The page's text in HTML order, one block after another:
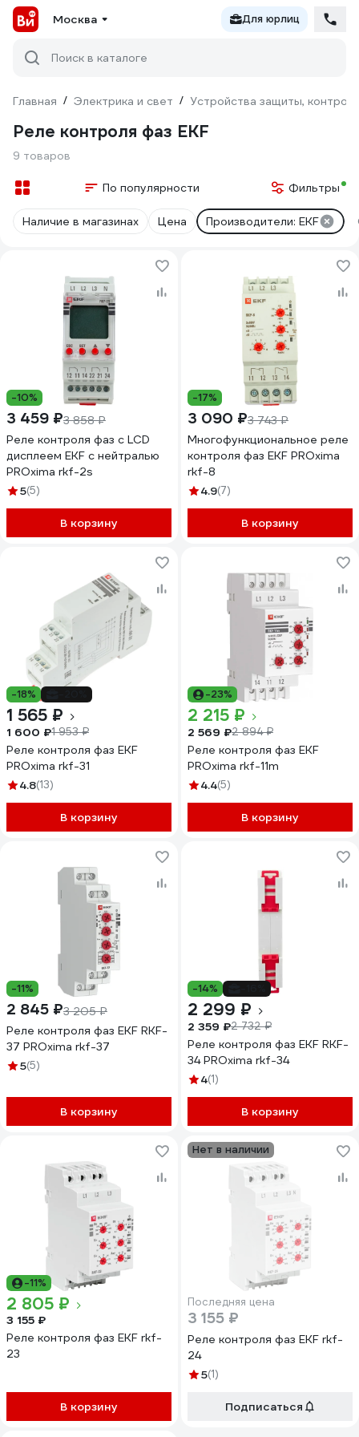
Москва Для юрлиц
Поиск в каталоге
Главная / Электрика и свет / Устройства защиты,
Реле контроля фаз EKF
9 товаров
По популярности Фильтры
Наличие в магазинах Цена Производители: EKF
-10%
3 459 ₽3 858 ₽
Реле контроля фаз с LCD
дисплеем EKF с нейтралью
PROxima rkf-2s
5(5)
В корзину
-17%
3 090 ₽3 743 ₽
Многофункциональное реле
контроля фаз EKF PROxima
rkf-8
4.9(7)
В корзину
-18%
1 565 ₽
1 600 ₽1 953 ₽
Реле контроля фаз EKF
PROxima rkf-31
4.8(13)
В корзину
-23%
2 215 ₽
2 569 ₽2 894 ₽
Реле контроля фаз EKF
PROxima rkf-11m
4.4(5)
В корзину
-11%
2 845 ₽3 205 ₽
Реле контроля фаз EKF RKF-
37 PROxima rkf-37
5(5)
В корзину
-14%
2 299 ₽
2 359 ₽2 732 ₽
Реле контроля фаз EKF RKF-
34 PROxima rkf-34
4(1)
В корзину
-11%
2 805 ₽
3 155 ₽
Реле контроля фаз EKF rkf-
23
В корзину
Нет в наличии
Последняя цена
3 155 ₽
Реле контроля фаз EKF rkf-
24
5(1)
Подписаться